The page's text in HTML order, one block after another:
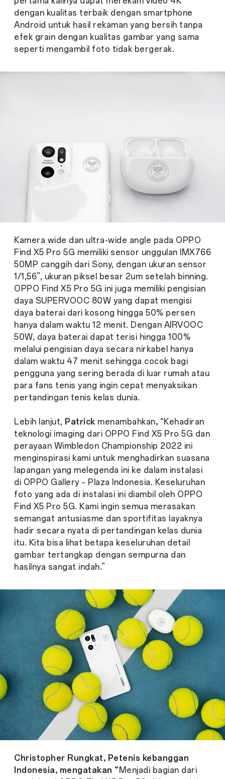
dengan kualitas terbaik dengan smartphone
Android untuk hasil rekaman yang bersih tanpa
efek grain dengan kualitas gambar yang sama
seperti mengambil foto tidak bergerak.
Kamera wide dan ultra-wide angle pada OPPO
Find X5 Pro 5G memiliki sensor unggulan IMX766
50MP canggih dari Sony, dengan ukuran sensor
1/1,56”, ukuran piksel besar 2um setelah binning.
OPPO Find X5 Pro 5G ini juga memiliki pengisian
daya SUPERVOOC 80W yang dapat mengisi
daya baterai dari kosong hingga 50% persen
hanya dalam waktu 12 menit. Dengan AIRVOOC
50W, daya baterai dapat terisi hingga 100%
melalui pengisian daya secara nirkabel hanya
dalam waktu 47 menit sehingga cocok bagi
pengguna yang sering berada di luar rumah atau
para fans tenis yang ingin cepat menyaksikan
pertandingan tenis kelas dunia.
Lebih lanjut, Patrick menambahkan, “Kehadiran
teknologi imaging dari OPPO Find X5 Pro 5G dan
perayaan Wimbledon Championship 2022 ini
menginspirasi kami untuk menghadirkan suasana
lapangan yang melegenda ini ke dalam instalasi
di OPPO Gallery – Plaza Indonesia. Keseluruhan
foto yang ada di instalasi ini diambil oleh OPPO
Find X5 Pro 5G. Kami ingin semua merasakan
semangat antusiasme dan sportifitas layaknya
hadir secara nyata di pertandingan kelas dunia
itu. Kita bisa lihat betapa keseluruhan detail
gambar tertangkap dengan sempurna dan
hasilnya sangat indah.”
Christopher Rungkat, Petenis kebanggan
Indonesia, mengatakan “ Menjadi bagian dari